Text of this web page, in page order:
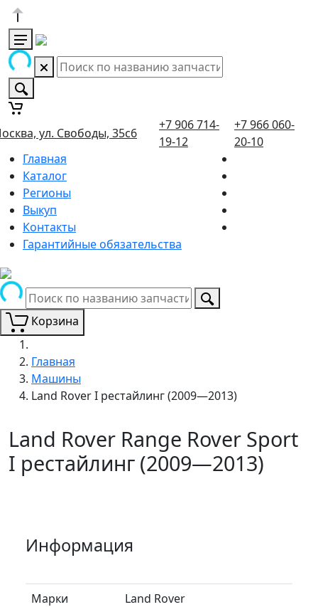
ул. Свободы, 35с6
+7 906 714-
19-12
+7 966 060-
20-10
Главная
Каталог
Регионы
Выкуп
Контакты
Гарантийные обязательства
Корзина
Главная
Машины
Land Rover I рестайлинг (2009—2013)
Land Rover Range Rover Sport
I рестайлинг (2009—2013)
Информация
Марки
Land Rover